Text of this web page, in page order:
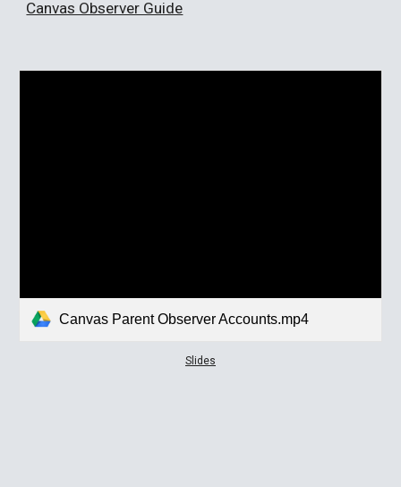
Canvas Observer Guide
Canvas Parent Observer Accounts.mp4
Slides